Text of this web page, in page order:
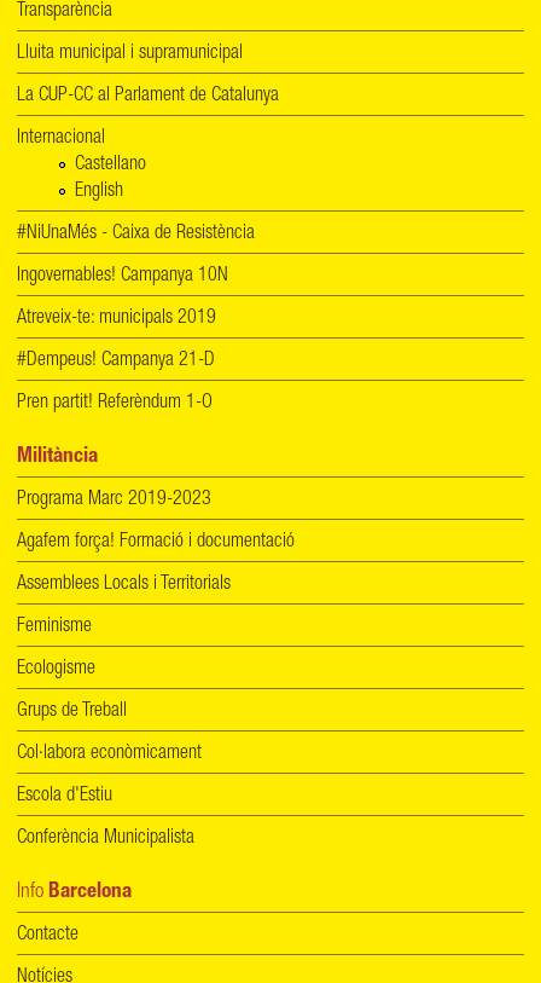
Transparència
Lluita municipal i supramunicipal
La CUP-CC al Parlament de Catalunya
Internacional
Castellano
English
#NiUnaMés - Caixa de Resistència
Ingovernables! Campanya 10N
Atreveix-te: municipals 2019
#Dempeus! Campanya 21-D
Pren partit! Referèndum 1-O
Militància
Programa Marc 2019-2023
Agafem força! Formació i documentació
Assemblees Locals i Territorials
Feminisme
Ecologisme
Grups de Treball
Col·labora econòmicament
Escola d'Estiu
Conferència Municipalista
Info Barcelona
Contacte
Notícies